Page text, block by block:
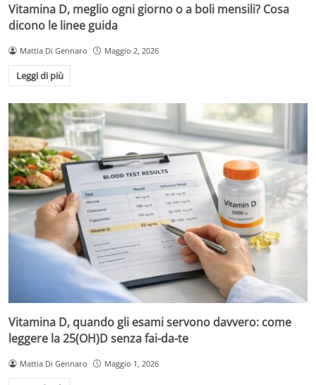
Vitamina D, meglio ogni giorno o a boli mensili? Cosa
dicono le linee guida
Mattia Di Gennaro Maggio 2, 2026
Leggi di più
Vitamina D, quando gli esami servono davvero: come
leggere la 25(OH)D senza fai-da-te
Mattia Di Gennaro Maggio 1, 2026